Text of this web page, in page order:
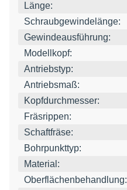
Länge:
Schraubgewindelänge:
Gewindeausführung:
Modellkopf:
Antriebstyp:
Antriebsmaß:
Kopfdurchmesser:
Fräsrippen:
Schaftfräse:
Bohrpunkttyp:
Material:
Oberflächenbehandlung: